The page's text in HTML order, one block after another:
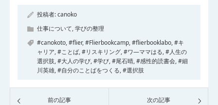
投稿者:canoko
仕事について,学びの整理
#canokoto,#flier,#Flierbookcamp,#flierbooklabo,#キ
ャリア,#ことば,#リスキリング,#ワ―ママはる,#人生の
選択肢,#大人の学び,#学び,#尾石晴,#感性的読書会,#細
川英雄,#自分のことばをつくる,#選択肢
前の記事 次の記事